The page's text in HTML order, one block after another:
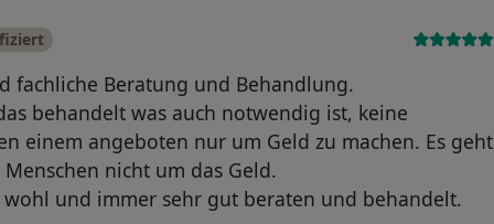
fachliche Beratung und Behandlung.
behandelt was auch notwendig ist, keine
einem angeboten nur um Geld zu machen. Es geht
nicht um das Geld.
und immer sehr gut beraten und behandelt.